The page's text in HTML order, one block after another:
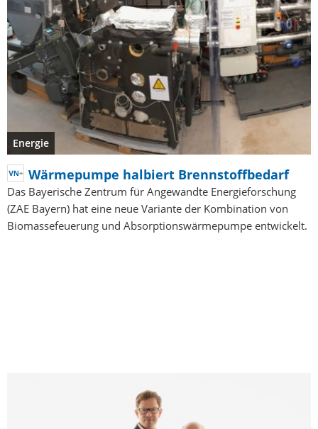
Energie
Wärmepumpe halbiert Brennstoffbedarf
Das Bayerische Zentrum für Angewandte Energieforschung
(ZAE Bayern) hat eine neue Variante der Kombination von
Biomassefeuerung und Absorptionswärmepumpe entwickelt.